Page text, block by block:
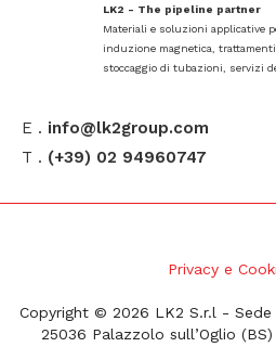
LK2 - The pipeline partner
Materiali e soluzioni applicative
induzione magnetica,
stoccaggio di tubazioni, servizi
E . info@lk2group.com
T . (+39) 02 94960747
Privacy e
Copyright © 2026 LK2 S.r.l - Sede
25036 Palazzolo sull’Oglio